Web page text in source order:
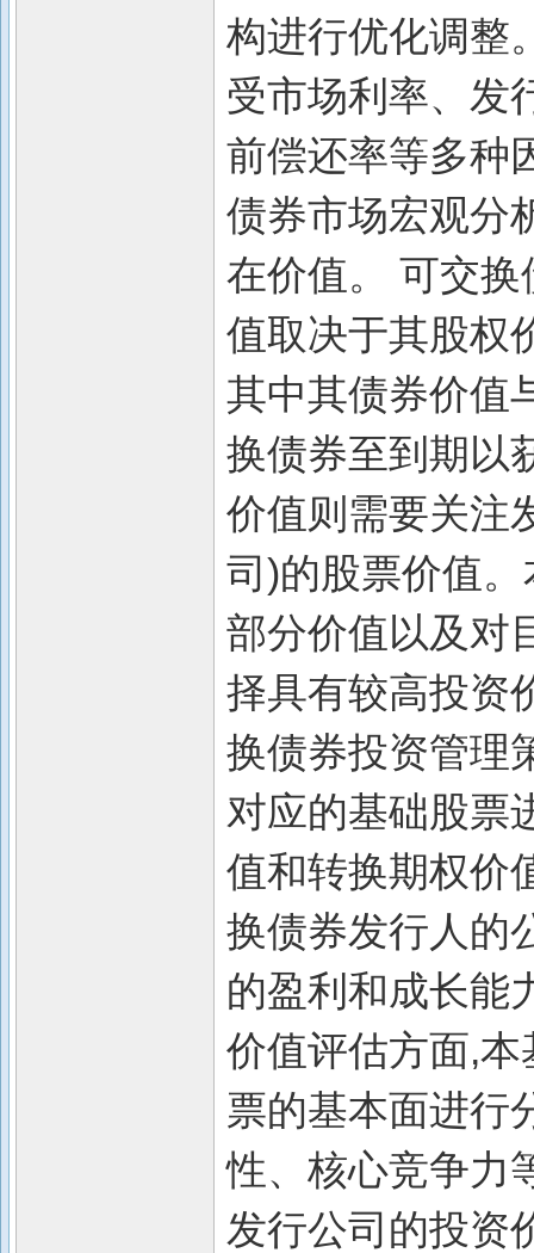
构进行优化调整
受市场利率、发
前偿还率等多种
债券市场宏观分
在价值。 可交
值取决于其股权
其中其债券价值
换债券至到期以
价值则需要关注
司)的股票价值
部分价值以及对
择具有较高投资
换债券投资管理
对应的基础股票
值和转换期权价
换债券发行人的
的盈利和成长能
价值评估方面,
票的基本面进行
性、核心竞争力
发行公司的投资